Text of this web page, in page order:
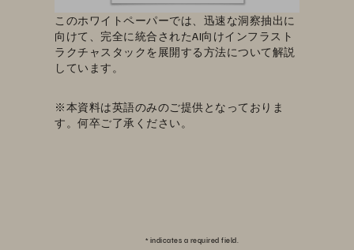
このホワイトペーパーでは、迅速な洞察抽出に
向けて、完全に統合されたAI向けインフラスト
ラクチャスタックを展開する方法について解説
しています。
※本資料は英語のみのご提供となっておりま
す。何卒ご了承ください。
* indicates a required field.